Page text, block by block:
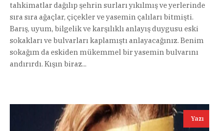
tahkimatlar dağılıp şehrin surları yıkılmış ve yerlerinde
sıra sıra ağaçlar, çiçekler ve yasemin çalıları bitmişti.
Barış, uyum, bilgelik ve karşılıklı anlayış duygusu eski
sokakları ve bulvarları kaplamıştı anlayacağınız. Benim
sokağım da eskiden mükemmel bir yasemin bulvarını
andırırdı. Kışın biraz...
Yazı